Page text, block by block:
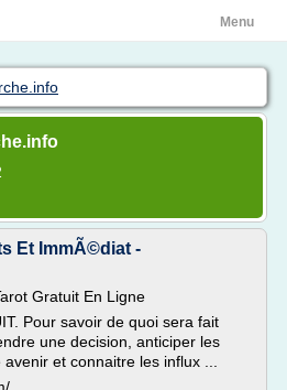
Menu
Et ImmÃ©diat -
Gratuit En Ligne
Pour savoir de quoi sera fait
une decision, anticiper les
et connaitre les influx ...